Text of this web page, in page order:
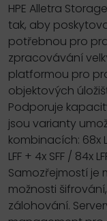
HPE Alletra
tak, aby
potřebnou pro
zpracovávání
platformou pro
objektových
Podporuje
jsou varianty
kombinacích: 68x
LFF + 4x SFF / 84x
Samozřejmostí je
možnosti
zálohování.